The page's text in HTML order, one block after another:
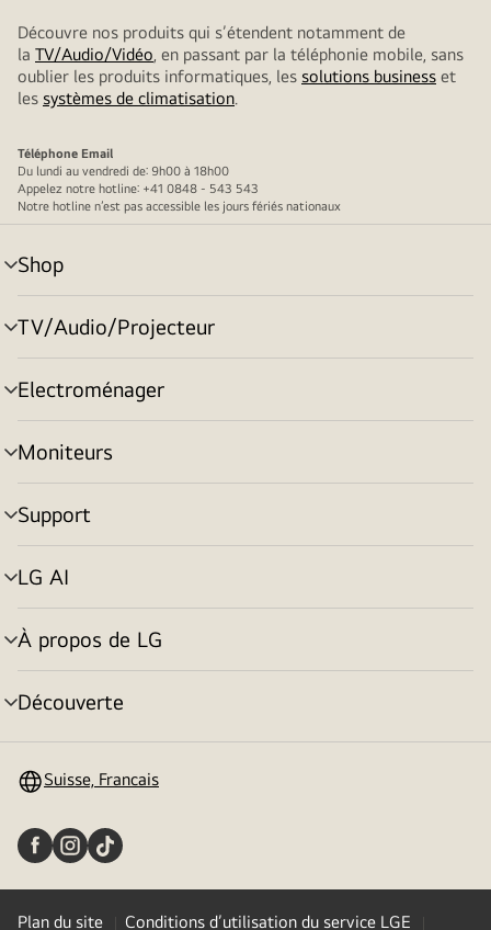
Découvre nos produits qui s’étendent notamment de
la TV/Audio/Vidéo, en passant par la téléphonie mobile, sans
oublier les produits informatiques, les solutions business et
les systèmes de climatisation.
Téléphone Email
Du lundi au vendredi de: 9h00 à 18h00
Appelez notre hotline: +41 0848 - 543 543
Notre hotline n’est pas accessible les jours fériés nationaux
Shop
menu
déroulant
TV/Audio/Projecteur
menu
déroulant
Electroménager
menu
déroulant
Moniteurs
menu
déroulant
Support
menu
déroulant
LG AI
menu
déroulant
À propos de LG
menu
déroulant
Découverte
menu
Suisse, Francais
Plan du site Conditions d’utilisation du service LGE